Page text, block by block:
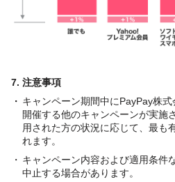
7. 注意事項
キャンペーン期間中にPayPay株
開催する他のキャンペーンが実施
用された方の状況に応じて、最も
れます。
キャンペーン内容および適用条件
中止する場合があります。